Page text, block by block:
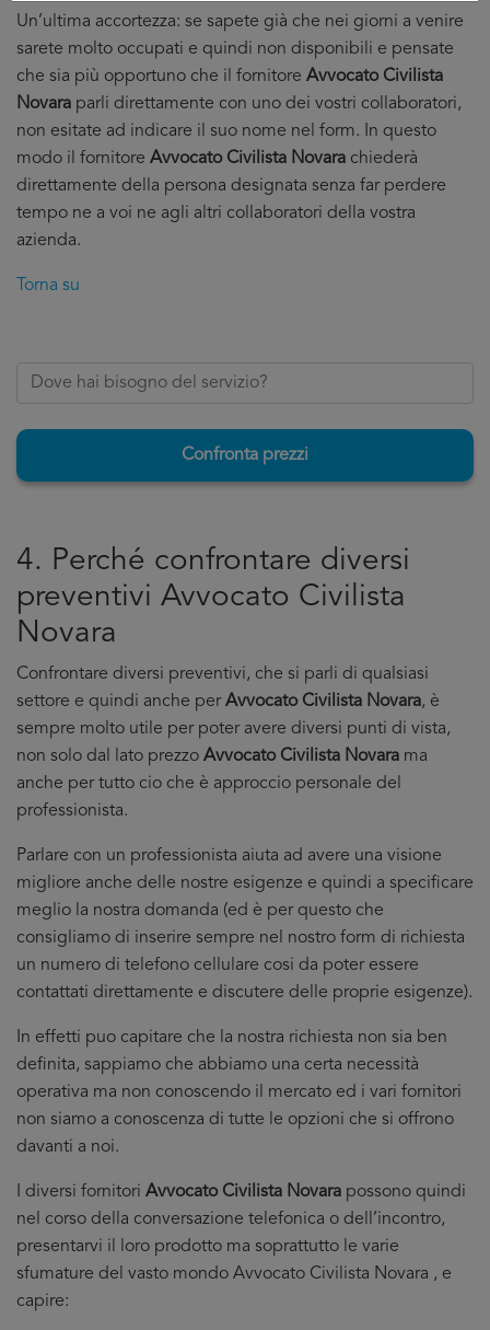
Un’ultima accortezza: se sapete già che nei giorni a venire
sarete molto occupati e quindi non disponibili e pensate
che sia più opportuno che il fornitore Avvocato Civilista
Novara parli direttamente con uno dei vostri collaboratori,
non esitate ad indicare il suo nome nel form. In questo
modo il fornitore Avvocato Civilista Novara chiederà
direttamente della persona designata senza far perdere
tempo ne a voi ne agli altri collaboratori della vostra
azienda.
Torna su
Confronta prezzi
4. Perché confrontare diversi
preventivi Avvocato Civilista
Novara
Confrontare diversi preventivi, che si parli di qualsiasi
settore e quindi anche perAvvocato Civilista Novara, è
sempre molto utile per poter avere diversi punti di vista,
non solo dal lato prezzo Avvocato Civilista Novara ma
anche per tutto cio che è approccio personale del
professionista.
Parlare con un professionista aiuta ad avere una visione
migliore anche delle nostre esigenze e quindi a specificare
meglio la nostra domanda (ed è per questo che
consigliamo di inserire sempre nel nostro form di richiesta
un numero di telefono cellulare cosi da poter essere
contattati direttamente e discutere delle proprie esigenze).
In effetti puo capitare che la nostra richiesta non sia ben
definita, sappiamo che abbiamo una certa necessità
operativa ma non conoscendo il mercato ed i vari fornitori
non siamo a conoscenza di tutte le opzioni che si offrono
davanti a noi.
I diversi fornitori Avvocato Civilista Novara possono quindi
nel corso della conversazione telefonica o dell’incontro,
presentarvi il loro prodotto ma soprattutto le varie
sfumature del vasto mondo Avvocato Civilista Novara , e
capire: